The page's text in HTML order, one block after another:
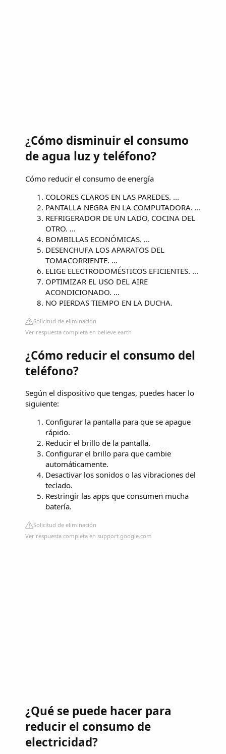
¿Cómo disminuir el consumo
de agua luz y teléfono?
Cómo reducir el consumo de energía
COLORES CLAROS EN LAS PAREDES. ...
PANTALLA NEGRA EN LA COMPUTADORA. ...
REFRIGERADOR DE UN LADO, COCINA DEL
OTRO. ...
BOMBILLAS ECONÓMICAS. ...
DESENCHUFA LOS APARATOS DEL
TOMACORRIENTE. ...
ELIGE ELECTRODOMÉSTICOS EFICIENTES. ...
OPTIMIZAR EL USO DEL AIRE
ACONDICIONADO. ...
NO PIERDAS TIEMPO EN LA DUCHA.
Solicitud de eliminación
Ver respuesta completa en believe.earth
¿Cómo reducir el consumo del
teléfono?
Según el dispositivo que tengas, puedes hacer lo
siguiente:
Configurar la pantalla para que se apague
rápido.
Reducir el brillo de la pantalla.
Configurar el brillo para que cambie
automáticamente.
Desactivar los sonidos o las vibraciones del
teclado.
Restringir las apps que consumen mucha
batería.
Solicitud de eliminación
Ver respuesta completa en support.google.com
¿Qué se puede hacer para
reducir el consumo de
electricidad?